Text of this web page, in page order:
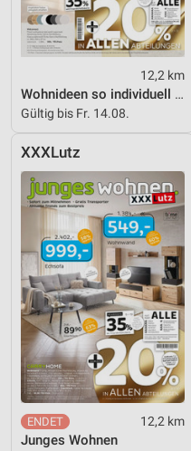
12,2 km
Wohnideen so individuell wie du!
Gültig bis Fr. 14.08.
XXXLutz
12,2 km
Junges Wohnen